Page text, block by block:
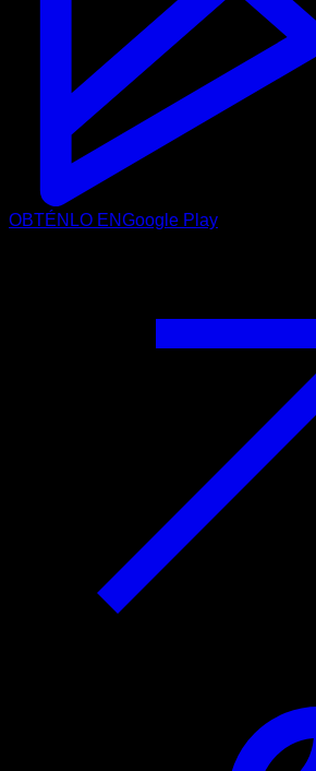
OBTÉNLO ENGoogle Play